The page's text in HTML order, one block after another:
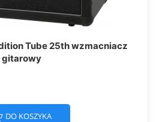
Tube 25th wzmacniacz
gitarowy
DO KOSZYKA